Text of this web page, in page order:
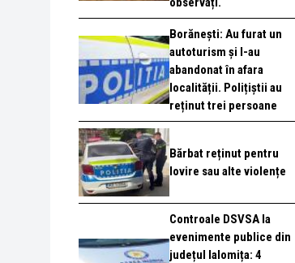
Borănești: Au furat un
autoturism și l-au
abandonat în afara
localității. Polițiștii au
reținut trei persoane
Bărbat reținut pentru
lovire sau alte violențe
Controale DSVSA la
evenimente publice din
județul Ialomița: 4